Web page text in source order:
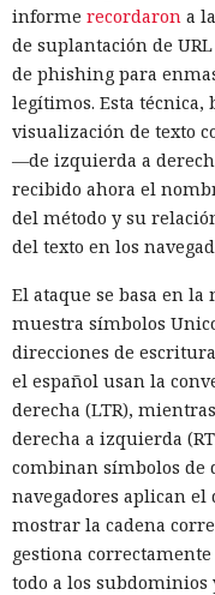
informe recordaron a
de suplantación de
de phishing para
legítimos. Esta técnica,
visualización de texto
—de izquierda a
recibido ahora el
del método y su
del texto en los
El ataque se basa en
muestra símbolos
direcciones de
el español usan la
derecha (LTR),
derecha a izquierda
combinan símbolos de
navegadores aplican
mostrar la cadena
gestiona correctamente
todo a los subdominios